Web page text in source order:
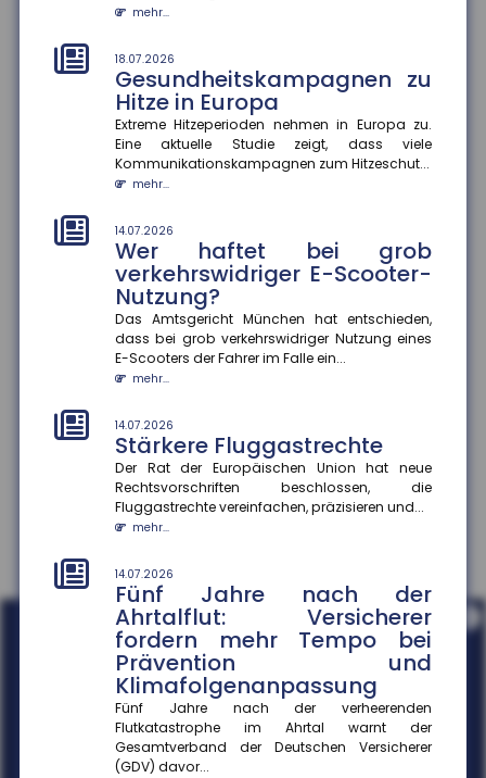
mehr...
18.07.2026
Gesundheitskampagnen zu
Hitze in Europa
Extreme Hitzeperioden nehmen in Europa zu.
Eine aktuelle Studie zeigt, dass viele
Kommunikationskampagnen zum Hitzeschut...
mehr...
14.07.2026
Wer haftet bei grob
verkehrswidriger E-Scooter-
Nutzung?
Das Amtsgericht München hat entschieden,
dass bei grob verkehrswidriger Nutzung eines
E-Scooters der Fahrer im Falle ein...
mehr...
14.07.2026
Stärkere Fluggastrechte
Der Rat der Europäischen Union hat neue
Rechtsvorschriften beschlossen, die
Fluggastrechte vereinfachen, präzisieren und...
mehr...
14.07.2026
Fünf Jahre nach der
Ahrtalflut: Versicherer
fordern mehr Tempo bei
Prävention und
Klimafolgenanpassung
Fünf Jahre nach der verheerenden
Flutkatastrophe im Ahrtal warnt der
Gesamtverband der Deutschen Versicherer
(GDV) davor...
Hitzewellen: So schützen Sie sich
Extreme Temperaturen belasten den Körper stark und
können im schlimmsten Fall tödlich enden. Das
Robert Koch-Institut sc...
mehr...
14.07.2026
Gefahrenkarten in Echtzeit
arbeitet die Universität Siegen an einem digitalen
Werkzeug, das Städte un...
mehr...
14.07.2026
Soziale Medien in den Ferien
Die Sommerferien bieten Jugendlichen die Chance,
abzuschalten und neue Energie zu tanken. Doch statt